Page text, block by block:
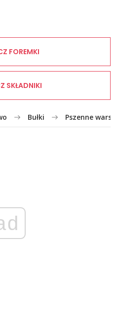
FOREMKI
SKŁADNIKI
Bułki Pszenne